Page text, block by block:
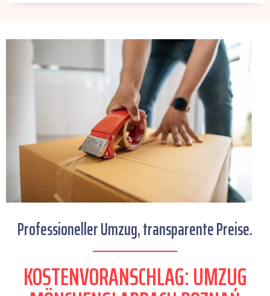
Professioneller Umzug, transparente Preise.
KOSTENVORANSCHLAG: UMZUG